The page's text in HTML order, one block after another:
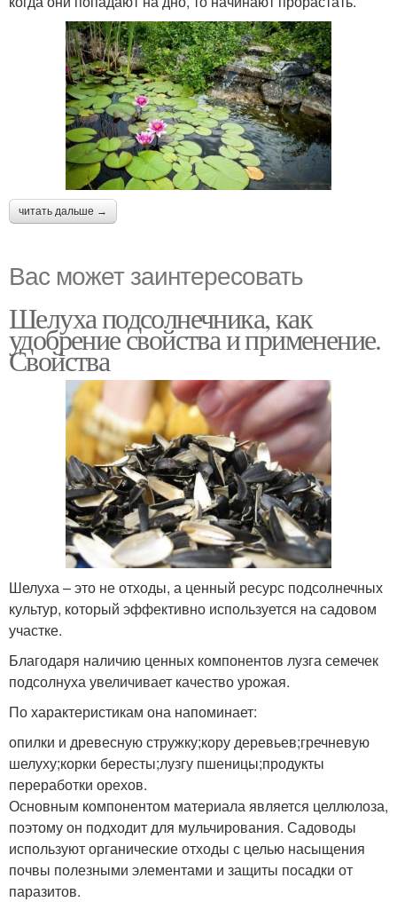
читать дальше →
Вас может заинтересовать
Шелуха подсолнечника, как
удобрение свойства и применение.
Свойства
Шелуха – это не отходы, а ценный ресурс подсолнечных
культур, который эффективно используется на садовом
участке.
Благодаря наличию ценных компонентов лузга семечек
подсолнуха увеличивает качество урожая.
По характеристикам она напоминает:
опилки и древесную стружку;кору деревьев;гречневую
шелуху;корки бересты;лузгу пшеницы;продукты
переработки орехов.
Основным компонентом материала является целлюлоза,
поэтому он подходит для мульчирования. Садоводы
используют органические отходы с целью насыщения
почвы полезными элементами и защиты посадки от
паразитов.